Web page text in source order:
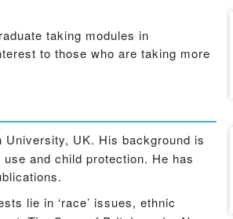
taking modules in
to those who are taking more
UK. His background is
and child protection. He has
lie in ‘race’ issues, ethnic